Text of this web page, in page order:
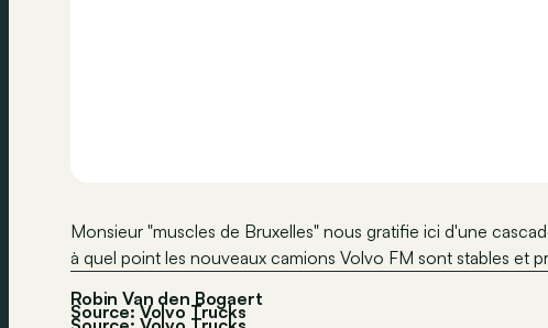
Monsieur "muscles de Bruxelles" nous gratifie ici d'une
à quel point les nouveaux camions Volvo FM sont stables et
Robin Van den Bogaert
Source: Volvo Trucks